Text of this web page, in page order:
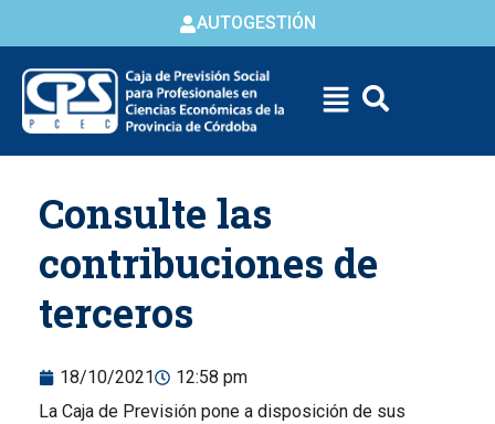
AUTOGESTIÓN
content
Consulte las
contribuciones de
terceros
18/10/2021
12:58 pm
La Caja de Previsión pone a disposición de sus